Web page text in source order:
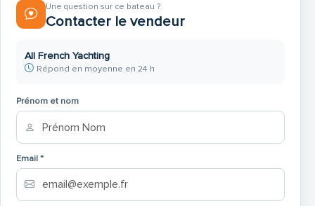
Une question sur ce bateau ?
Contacter le vendeur
All French Yachting
Répond en moyenne en 24 h
Prénom et nom
Email *